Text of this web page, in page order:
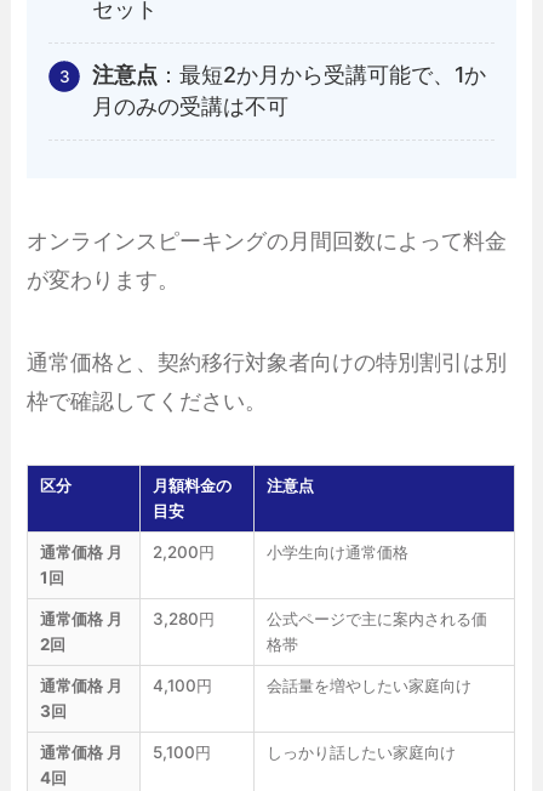
セット
注意点 ：最短2か月から受講可能で、1か
月のみの受講は不可
オンラインスピーキングの月間回数によって料金
が変わります。
通常価格と、契約移行対象者向けの特別割引は別
枠で確認してください。
区分
月額料金の
目安
注意点
通常価格 月
1回
2,200円 小学生向け通常価格
通常価格 月
2回
3,280円
公式ページで主に案内される価
格帯
通常価格 月
3回
4,100円 会話量を増やしたい家庭向け
通常価格 月
4回
5,100円 しっかり話したい家庭向け